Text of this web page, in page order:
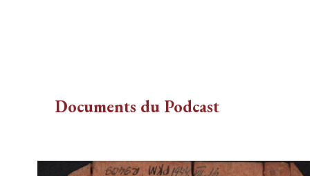
Documents du Podcast